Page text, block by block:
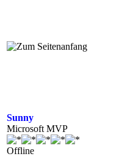
Sunny
Microsoft MVP
Offline